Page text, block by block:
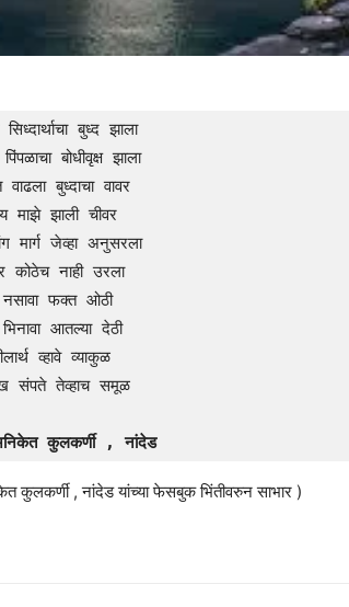
सिध्दार्थाचा बुध्द झाला
पिंपळाचा बोधीवृक्ष झाला
वाढला बुध्दाचा वावर
माझे झाली चीवर
मार्ग जेव्हा अनुसरला
कोठेच नाही उरला
फक्त ओठी
आतल्या देठी
व्हावे व्याकुळ
संपते तेव्हाच समूळ
कुलकर्णी , नांदेड
कुलकर्णी , नांदेड यांच्या फेसबुक भिंतीवरुन साभार )